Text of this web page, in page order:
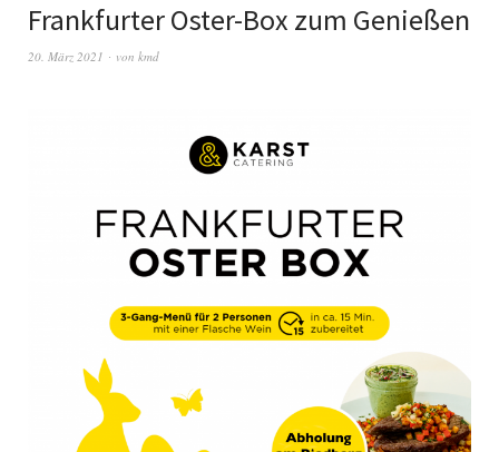
Frankfurter Oster-Box zum Genießen
20. März 2021 von kmd